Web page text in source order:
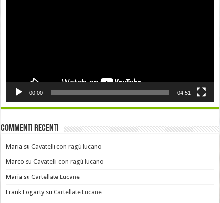
00:00 04:51
Commenti recenti
Maria suCavatelli con ragù lucano
Marco suCavatelli con ragù lucano
Maria suCartellate Lucane
Frank FogartysuCartellate Lucane